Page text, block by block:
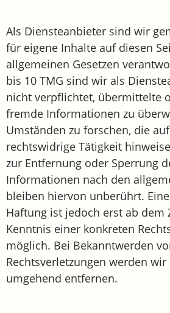
Als Diensteanbieter sind wir
für eigene Inhalte auf diesen
allgemeinen Gesetzen
bis 10 TMG sind wir als
nicht verpflichtet, übermittelte
fremde Informationen zu
Umständen zu forschen, die
rechtswidrige Tätigkeit
zur Entfernung oder Sperrung
Informationen nach den
bleiben hiervon unberührt.
Haftung ist jedoch erst ab dem
Kenntnis einer konkreten
möglich. Bei Bekanntwerden
Rechtsverletzungen werden
umgehend entfernen.